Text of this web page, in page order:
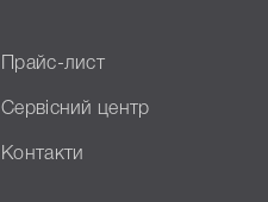
Прайс-лист
Сервісний центр
Контакти